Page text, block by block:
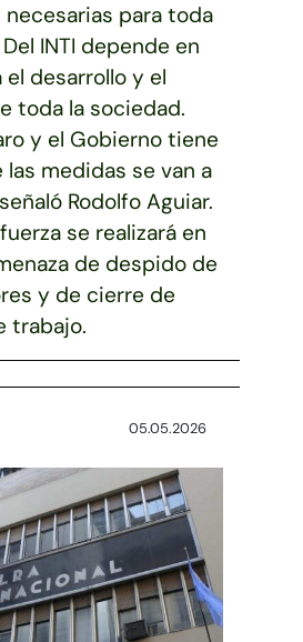
para toda
INTI depende en
desarrollo y el
toda la sociedad.
y el Gobierno tiene
medidas se van a
Rodolfo Aguiar.
se realizará en
de despido de
y de cierre de
trabajo.
05.05.2026